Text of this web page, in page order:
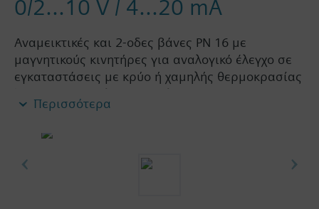
0/2...10 V / 4...20 mA
Αναμεικτικές και 2-οδες βάνες PN 16 με
μαγνητικούς κινητήρες για αναλογικό έλεγχο σε
εγκαταστάσεις με κρύο ή χαμηλής θερμοκρασίας
ζεστό νερό σε κλειστά κυκλώματα. Με σήμα
επιβεβαίωσης θέσης, ελατήριο επαναφοράς και
Σημαντική πληροφορία
Περισσότερα